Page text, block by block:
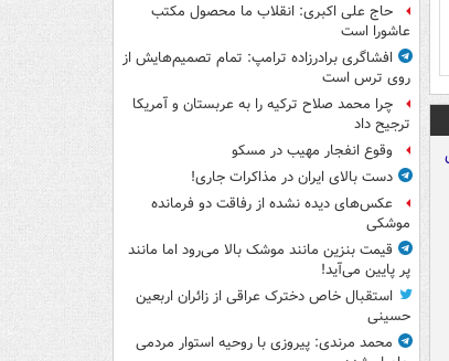
حاج علی اکبری: انقلاب ما محصول مکتب
عاشورا است
افشاگری برادرزاده ترامپ: تمام تصمیم‌هایش از
روی ترس است
چرا محمد صلاح ترکیه را به عربستان و آمریکا
ترجیح داد
وقوع انفجار مهیب در مسکو
دست بالای ایران در مذاکرات جاری!
عکس‌های دیده نشده از رفاقت دو فرمانده‌
موشکی
قیمت بنزین مانند موشک بالا می‌رود اما مانند
پر پایین می‌آید!
استقبال خاص دخترک عراقی از زائران اربعین
حسینی
محمد مرندی: پیروزی با روحیه استوار مردمی